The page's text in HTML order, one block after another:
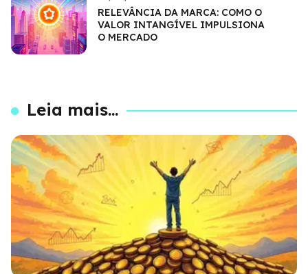
RELEVÂNCIA DA MARCA: COMO O
VALOR INTANGÍVEL IMPULSIONA
O MERCADO
Leia mais...